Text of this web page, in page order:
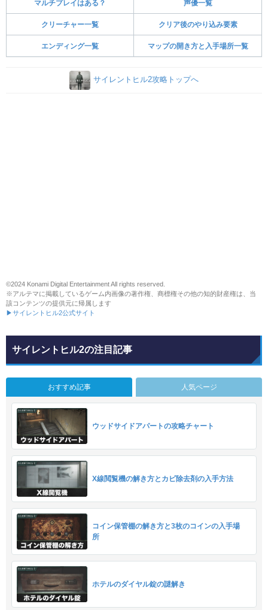
マルチプレイはある？ 声優一覧
クリーチャー一覧 クリア後のやり込み要素
エンディング一覧 マップの開き方と入手場所一覧
サイレントヒル2攻略トップへ
©2024 Konami Digital Entertainment All rights reserved.
※アルテマに掲載しているゲーム内画像の著作権、商標権その他の知的財産権は、当
該コンテンツの提供元に帰属します
▶サイレントヒル2公式サイト
サイレントヒル2の注目記事
おすすめ記事 人気ページ
ウッドサイドアパートの攻略チャート
X線閲覧機の解き方とカビ除去剤の入手方法
コイン保管棚の解き方と3枚のコインの入手場
所
ホテルのダイヤル錠の謎解き